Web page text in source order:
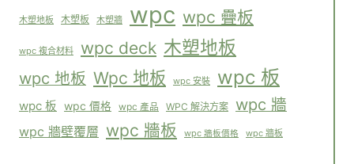
木塑地板 木塑板 木塑牆 wpc wpc 疊板
wpc 複合材料 wpc deck 木塑地板
wpc 地板 Wpc 地板 wpc 安裝 wpc 板
wpc 板 wpc 價格 wpc 產品 WPC 解決方案 wpc 牆
wpc 牆壁覆層 wpc 牆板 wpc 牆板價格 wpc 牆板